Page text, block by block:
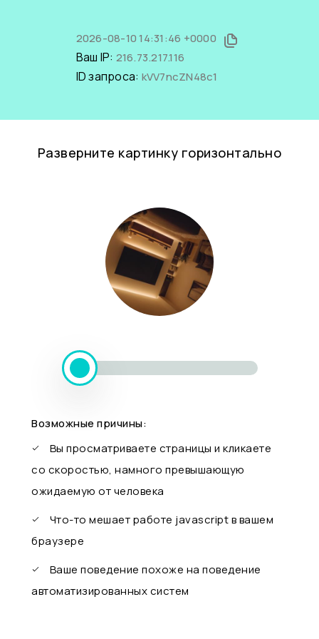
2026-08-10 14:31:46 +0000
Ваш IP: 216.73.217.116
ID запроса: kVV7ncZN48c1
Разверните картинку горизонтально
Возможные причины:
Вы просматриваете страницы и кликаете
со скоростью, намного превышающую
ожидаемую от человека
Что-то мешает работе javascript в вашем
браузере
Ваше поведение похоже на поведение
автоматизированных систем